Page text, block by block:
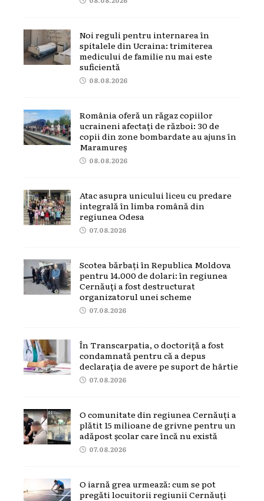
Noi reguli pentru internarea în
spitalele din Ucraina: trimiterea
medicului de familie nu mai este
suficientă
08.08.2026
România oferă un răgaz copiilor
ucraineni afectați de război: 30 de
copii din zone bombardate au ajuns în
Maramureș
08.08.2026
Atac asupra unicului liceu cu predare
integrală în limba română din
regiunea Odesa
07.08.2026
Scotea bărbați în Republica Moldova
pentru 14.000 de dolari: în regiunea
Cernăuți a fost destructurat
organizatorul unei scheme
07.08.2026
În Transcarpatia, o doctoriță a fost
condamnată pentru că a depus
declarația de avere pe suport de hârtie
07.08.2026
O comunitate din regiunea Cernăuți a
plătit 15 milioane de grivne pentru un
adăpost școlar care încă nu există
07.08.2026
O iarnă grea urmează: cum se pot
pregăti locuitorii regiunii Cernăuți